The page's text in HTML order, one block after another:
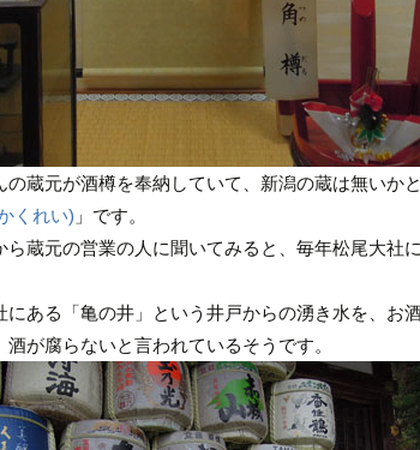
の蔵元が酒樽を奉納していて、新潟の蔵は無いか
くれい) 」です。
ら蔵元の営業の人に聞いてみると、毎年松尾大社
にある「亀の井」という井戸からの湧き水を、お
酒が腐らないと言われているそうです。